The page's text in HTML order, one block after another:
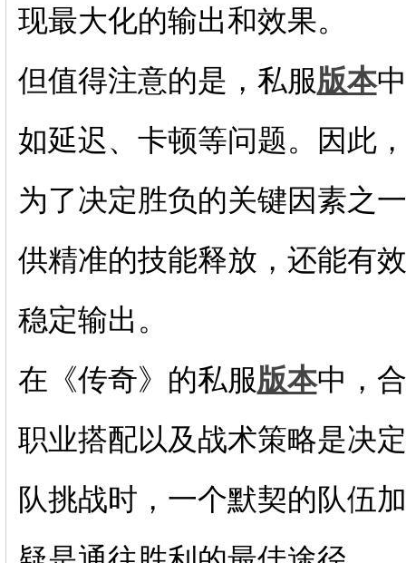
现最大化的输出和效果。
但值得注意的是，私服版本
如延迟、卡顿等问题。因此
为了决定胜负的关键因素之
供精准的技能释放，还能有
稳定输出。
在《传奇》的私服版本中，
职业搭配以及战术策略是决
队挑战时，一个默契的队伍